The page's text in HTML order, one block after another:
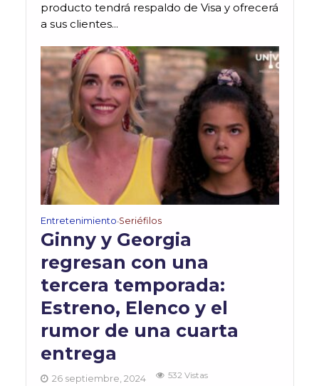
producto tendrá respaldo de Visa y ofrecerá
a sus clientes...
Entretenimiento•Seriéfilos
Ginny y Georgia
regresan con una
tercera temporada:
Estreno, Elenco y el
rumor de una cuarta
entrega
26 septiembre, 2024 532 Vistas